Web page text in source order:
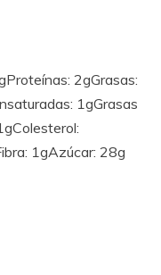
2gGrasas:
1gGrasas
1gAzúcar: 28g